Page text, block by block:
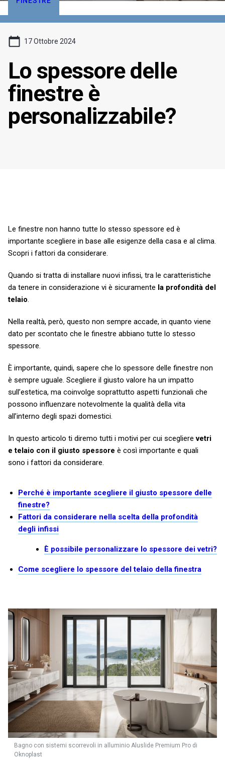
17 Ottobre 2024
Lo spessore delle
finestre è
personalizzabile?
Le finestre non hanno tutte lo stesso spessore ed è
importante scegliere in base alle esigenze della casa e al clima.
Scopri i fattori da considerare.
Quando si tratta di installare nuovi infissi, tra le caratteristiche
da tenere in considerazione vi è sicuramente la profondità del
telaio.
Nella realtà, però, questo non sempre accade, in quanto viene
dato per scontato che le finestre abbiano tutte lo stesso
spessore.
È importante, quindi, sapere che lo spessore delle finestre non
è sempre uguale. Scegliere il giusto valore ha un impatto
sull’estetica, ma coinvolge soprattutto aspetti funzionali che
possono influenzare notevolmente la qualità della vita
all’interno degli spazi domestici.
In questo articolo ti diremo tutti i motivi per cui sceglierevetri
e telaio con il giusto spessore è così importante e quali
sono i fattori da considerare.
Perché è importante scegliere il giusto spessore delle
finestre?
Fattori da considerare nella scelta della profondità
degli infissi
È possibile personalizzare lo spessore dei vetri?
Come scegliere lo spessore del telaio della finestra
Bagno con sistemi scorrevoli in alluminio Aluslide Premium Pro di
Oknoplast